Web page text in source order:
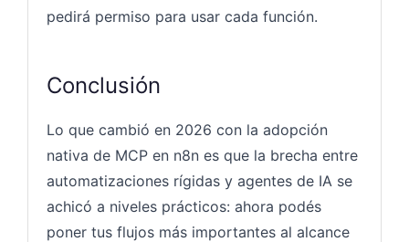
pedirá permiso para usar cada función.
Conclusión
Lo que cambió en 2026 con la adopción
nativa de MCP en n8n es que la brecha entre
automatizaciones rígidas y agentes de IA se
achicó a niveles prácticos: ahora podés
poner tus flujos más importantes al alcance